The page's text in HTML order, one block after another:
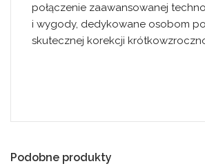
połączenie zaawansowanej
i wygody, dedykowane osobom
skutecznej korekcji
Podobne produkty